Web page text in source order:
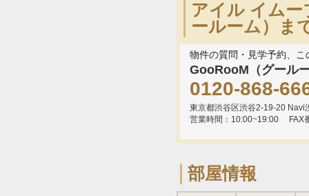
アイル イム
ールーム）ま
物件の質問・見学予約、
GooRooM（グール
0120-868-
東京都渋谷区渋谷2-19-20 Navi
営業時間：10:00~19:00
FAX
部屋情報